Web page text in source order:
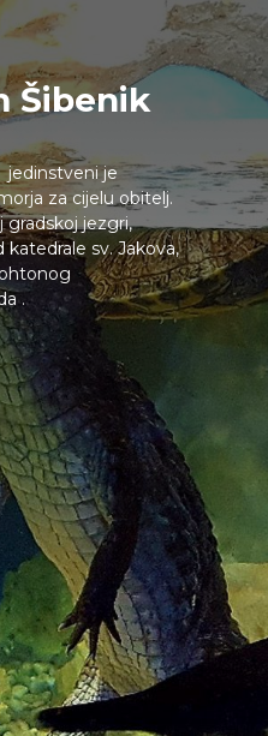
Šibenik
jedinstveni je
za cijelu obitelj.
gradskoj jezgri,
sv. Jakova,
.